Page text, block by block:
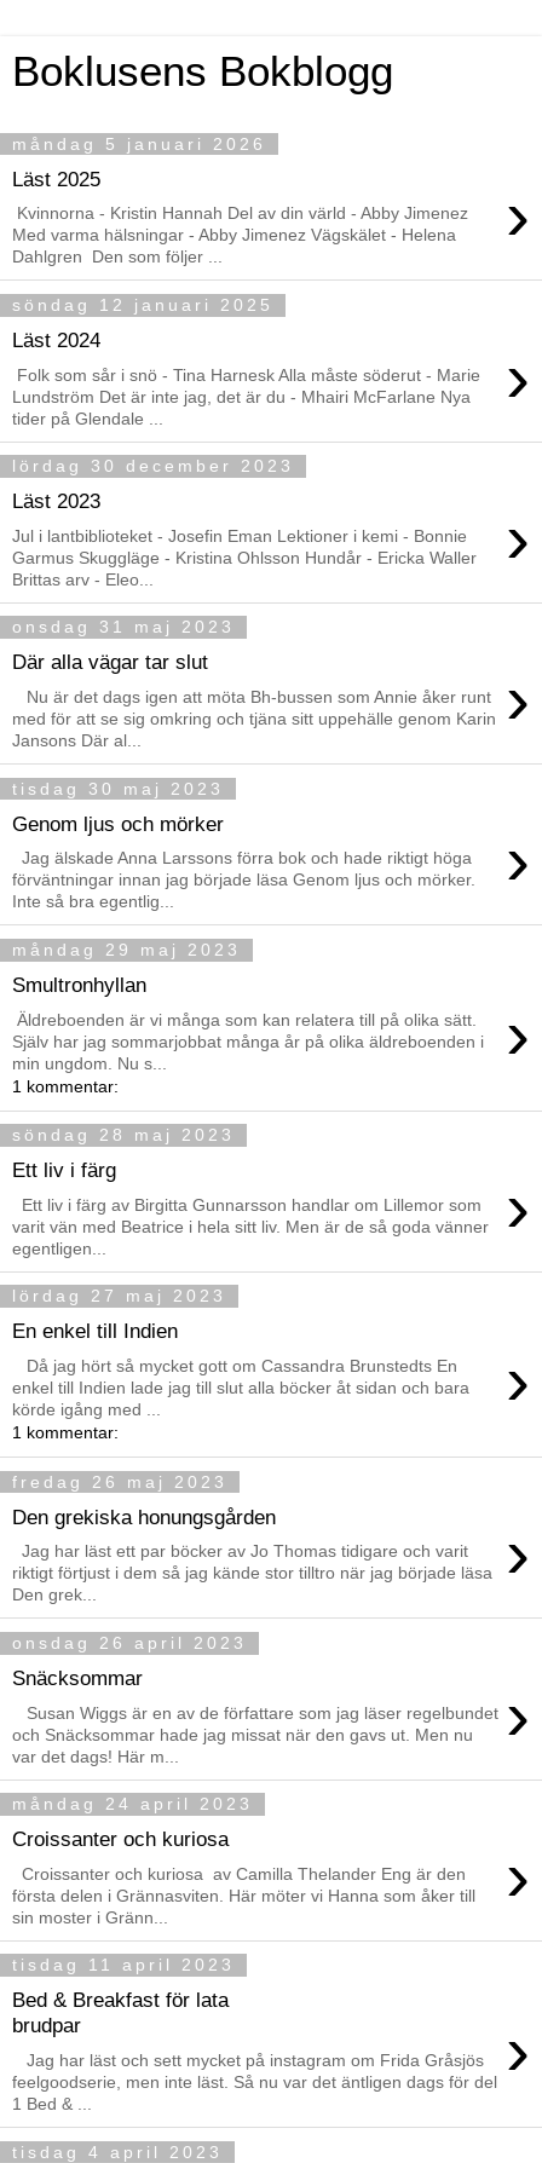
Boklusens Bokblogg
måndag 5 januari 2026
Läst 2025 ›
Kvinnorna - Kristin Hannah Del av din värld - Abby Jimenez
Med varma hälsningar - Abby Jimenez Vägskälet - Helena
Dahlgren Den som följer ...
söndag 12 januari 2025
Läst 2024 ›
Folk som sår i snö - Tina Harnesk Alla måste söderut - Marie
Lundström Det är inte jag, det är du - Mhairi McFarlane Nya
tider på Glendale ...
lördag 30 december 2023
Läst 2023 ›
Jul i lantbiblioteket - Josefin Eman Lektioner i kemi - Bonnie
Garmus Skuggläge - Kristina Ohlsson Hundår - Ericka Waller
Brittas arv - Eleo...
onsdag 31 maj 2023
Där alla vägar tar slut ›
Nu är det dags igen att möta Bh-bussen som Annie åker runt
med för att se sig omkring och tjäna sitt uppehälle genom Karin
Jansons Där al...
tisdag 30 maj 2023
Genom ljus och mörker ›
Jag älskade Anna Larssons förra bok och hade riktigt höga
förväntningar innan jag började läsa Genom ljus och mörker.
Inte så bra egentlig...
måndag 29 maj 2023
Smultronhyllan
›
Äldreboenden är vi många som kan relatera till på olika sätt.
Själv har jag sommarjobbat många år på olika äldreboenden i
min ungdom. Nu s...
1 kommentar:
söndag 28 maj 2023
Ett liv i färg ›
Ett liv i färg av Birgitta Gunnarsson handlar om Lillemor som
varit vän med Beatrice i hela sitt liv. Men är de så goda vänner
egentligen...
lördag 27 maj 2023
En enkel till Indien
›
Då jag hört så mycket gott om Cassandra Brunstedts En
enkel till Indien lade jag till slut alla böcker åt sidan och bara
körde igång med ...
1 kommentar:
fredag 26 maj 2023
Den grekiska honungsgården ›
Jag har läst ett par böcker av Jo Thomas tidigare och varit
riktigt förtjust i dem så jag kände stor tilltro när jag började läsa
Den grek...
onsdag 26 april 2023
Snäcksommar ›
Susan Wiggs är en av de författare som jag läser regelbundet
och Snäcksommar hade jag missat när den gavs ut. Men nu
var det dags! Här m...
måndag 24 april 2023
Croissanter och kuriosa ›
Croissanter och kuriosa av Camilla Thelander Eng är den
första delen i Grännasviten. Här möter vi Hanna som åker till
sin moster i Gränn...
tisdag 11 april 2023
Bed & Breakfast för lata
brudpar
›
Jag har läst och sett mycket på instagram om Frida Gråsjös
feelgoodserie, men inte läst. Så nu var det äntligen dags för del
1 Bed & ...
tisdag 4 april 2023